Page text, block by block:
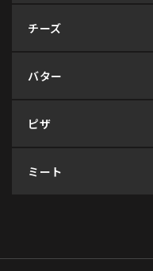
チーズ
バター
ピザ
ミート